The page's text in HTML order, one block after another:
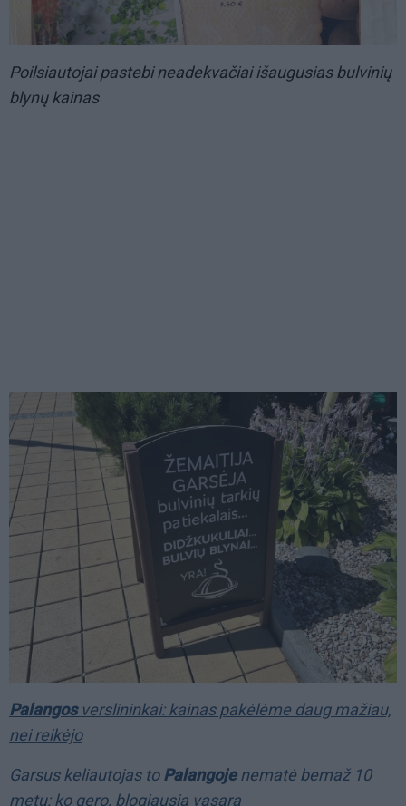
Poilsiautojai pastebi neadekvačiai išaugusias bulvinių
blynų kainas
Palangosverslininkai: kainas pakėlėme daug mažiau,
nei reikėjo
Garsus keliautojas toPalangojenematė bemaž 10
metų: ko gero, blogiausia vasara